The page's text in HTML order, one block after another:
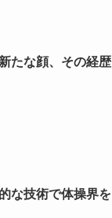
たな顔、その経歴
な技術で体操界を